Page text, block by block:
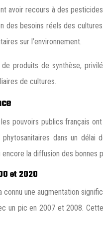
avoir recours à des
besoins réels des
sur l’environnement.
de produits de synthèse,
de cultures.
pouvoirs publics français
dans un délai
la diffusion des
et 2020
une augmentation
pic en 2007 et 2008.